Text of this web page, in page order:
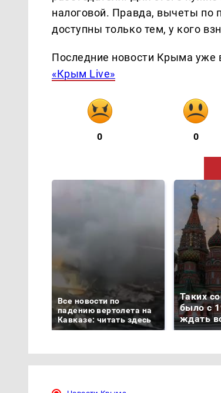
налоговой. Правда, вычеты по
доступны только тем, у кого
Последние новости Крыма уже
«Крым Live»
0 0
Все новости по
падению вертолета на
Кавказе: читать здесь
Таких
было с
ждать